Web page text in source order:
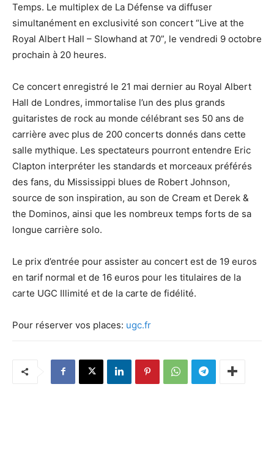
Temps. Le multiplex de La Défense va diffuser
simultanément en exclusivité son concert “Live at the
Royal Albert Hall – Slowhand at 70”, le vendredi 9 octobre
prochain à 20 heures.
Ce concert enregistré le 21 mai dernier au Royal Albert
Hall de Londres, immortalise l’un des plus grands
guitaristes de rock au monde célébrant ses 50 ans de
carrière avec plus de 200 concerts donnés dans cette
salle mythique. Les spectateurs pourront entendre Eric
Clapton interpréter les standards et morceaux préférés
des fans, du Mississippi blues de Robert Johnson,
source de son inspiration, au son de Cream et Derek &
the Dominos, ainsi que les nombreux temps forts de sa
longue carrière solo.
Le prix d’entrée pour assister au concert est de 19 euros
en tarif normal et de 16 euros pour les titulaires de la
carte UGC Illimité et de la carte de fidélité.
Pour réserver vos places: ugc.fr